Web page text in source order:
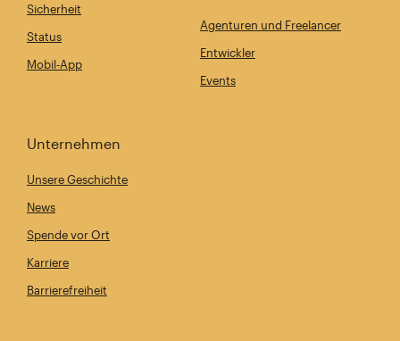
Sicherheit
Status
Mobil-App
Agenturen und Freelancer
Entwickler
Events
Unternehmen
Unsere Geschichte
News
Spende vor Ort
Karriere
Barrierefreiheit